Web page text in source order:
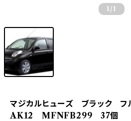
1 /1
マジカルヒューズ ブラック
AK12 MFNFB299 37個